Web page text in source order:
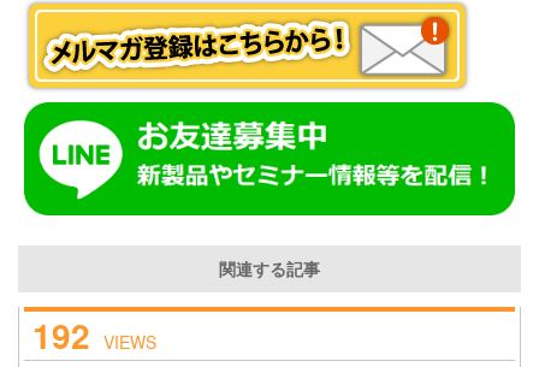
関連する記事
192 VIEWS